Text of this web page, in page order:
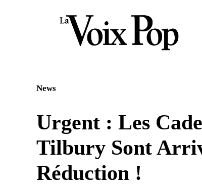
News
Urgent : Les
Tilbury Sont
Réduction !